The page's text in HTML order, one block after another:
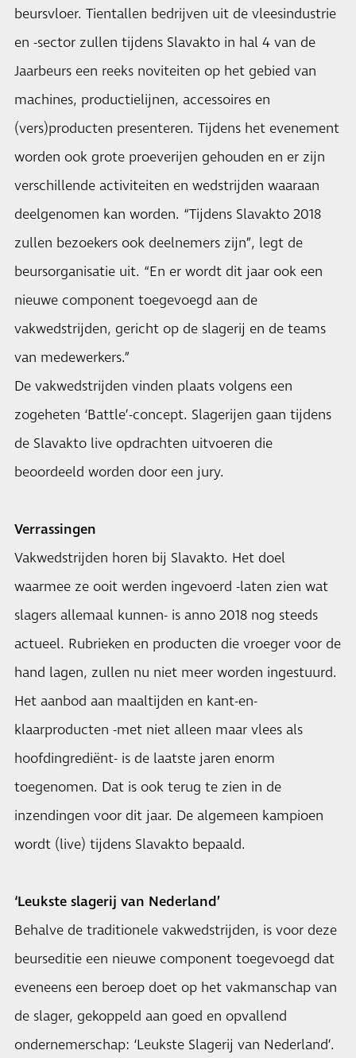
beursvloer. Tientallen bedrijven uit de vleesindustrie
en -sector zullen tijdens Slavakto in hal 4 van de
Jaarbeurs een reeks noviteiten op het gebied van
machines, productielijnen, accessoires en
(vers)producten presenteren. Tijdens het evenement
worden ook grote proeverijen gehouden en er zijn
verschillende activiteiten en wedstrijden waaraan
deelgenomen kan worden. “Tijdens Slavakto 2018
zullen bezoekers ook deelnemers zijn”, legt de
beursorganisatie uit. “En er wordt dit jaar ook een
nieuwe component toegevoegd aan de
vakwedstrijden, gericht op de slagerij en de teams
van medewerkers.”
De vakwedstrijden vinden plaats volgens een
zogeheten ‘Battle’-concept. Slagerijen gaan tijdens
de Slavakto live opdrachten uitvoeren die
beoordeeld worden door een jury.
Verrassingen
Vakwedstrijden horen bij Slavakto. Het doel
waarmee ze ooit werden ingevoerd -laten zien wat
slagers allemaal kunnen- is anno 2018 nog steeds
actueel. Rubrieken en producten die vroeger voor de
hand lagen, zullen nu niet meer worden ingestuurd.
Het aanbod aan maaltijden en kant-en-
klaarproducten -met niet alleen maar vlees als
hoofdingrediënt- is de laatste jaren enorm
toegenomen. Dat is ook terug te zien in de
inzendingen voor dit jaar. De algemeen kampioen
wordt (live) tijdens Slavakto bepaald.
‘Leukste slagerij van Nederland’
Behalve de traditionele vakwedstrijden, is voor deze
beurseditie een nieuwe component toegevoegd dat
eveneens een beroep doet op het vakmanschap van
de slager, gekoppeld aan goed en opvallend
ondernemerschap: ‘Leukste Slagerij van Nederland’.